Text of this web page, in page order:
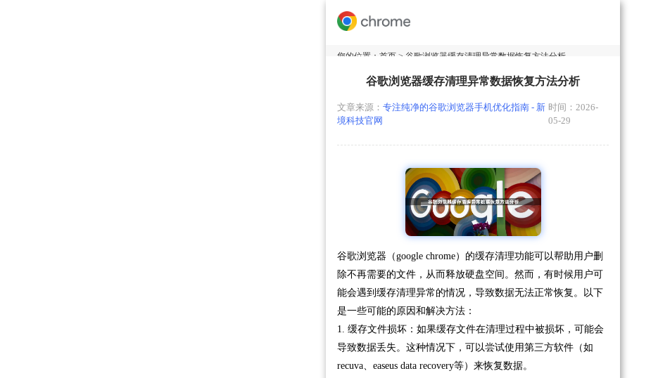
您的位置： 首页 > 谷歌浏览器缓存清理异常数据恢复方法分析
谷歌浏览器缓存清理异常数据恢复方法分析
文章来源： 专注纯净的谷歌浏览器手机优化指南 - 新
境科技官网
时间：2026-
05-29
谷歌浏览器（google chrome）的缓存清理功能可以帮助用户删
除不再需要的文件，从而释放硬盘空间。然而，有时候用户可
能会遇到缓存清理异常的情况，导致数据无法正常恢复。以下
是一些可能的原因和解决方法：
1. 缓存文件损坏：如果缓存文件在清理过程中被损坏，可能会
导致数据丢失。这种情况下，可以尝试使用第三方软件（如
recuva、easeus data recovery等）来恢复数据。